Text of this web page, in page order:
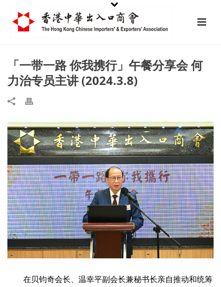
「一带一路 你我携行」午餐分享会 何
力治专员主讲 (2024.3.8)
在贝钧奇会长、温幸平副会长兼秘书长亲自推动和统筹